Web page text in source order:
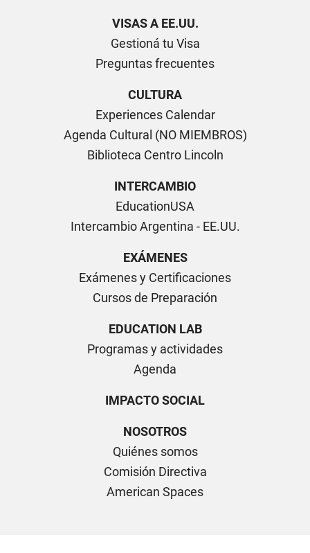
VISAS A EE.UU.
Gestioná tu Visa
Preguntas frecuentes
CULTURA
Experiences Calendar
Agenda Cultural (NO MIEMBROS)
Biblioteca Centro Lincoln
INTERCAMBIO
EducationUSA
Intercambio Argentina - EE.UU.
EXÁMENES
Exámenes y Certificaciones
Cursos de Preparación
EDUCATION LAB
Programas y actividades
Agenda
IMPACTO SOCIAL
NOSOTROS
Quiénes somos
Comisión Directiva
American Spaces